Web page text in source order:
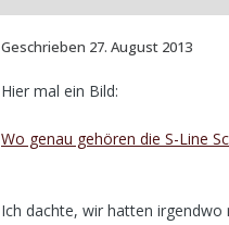
Geschrieben 27. August 2013
Hier mal ein Bild:
Wo genau gehören die S-Line
Ich dachte, wir hatten irgendwo